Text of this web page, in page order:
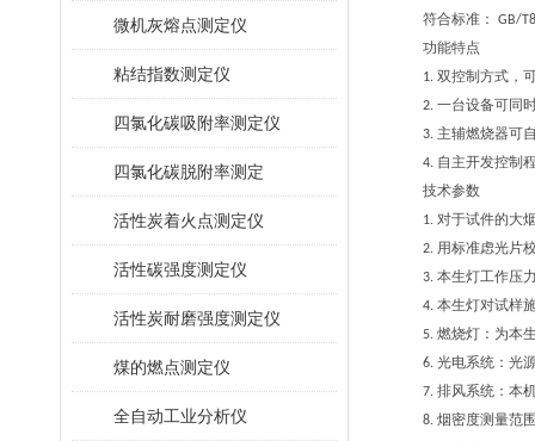
微机灰熔点测定仪
粘结指数测定仪
四氯化碳吸附率测定仪
四氯化碳脱附率测定
活性炭着火点测定仪
活性碳强度测定仪
活性炭耐磨强度测定仪
煤的燃点测定仪
全自动工业分析仪
符合标准： GB/
功能特点
1. 双控制方式，可
2. 一台设备可同时
3. 主辅燃烧器可自
4. 自主开发控制程
技术参数
1. 对于试件的大烟
2. 用标准虑光片校
3. 本生灯工作压力(
4. 本生灯对试样施
5. 燃烧灯：为本生
6. 光电系统：光源
7. 排风系统：本机
8. 烟密度测量范围